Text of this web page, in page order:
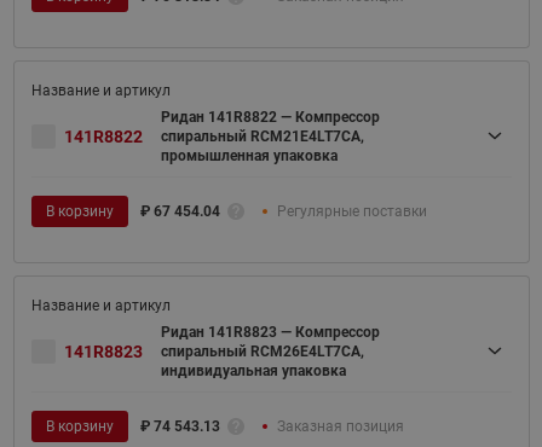
141R8822
Ридан 141R8822 — Компрессор
спиральный RCM21E4LT7CA,
промышленная упаковка
В корзину ₽ 67 454.04 Регулярные поставки
141R8823
Ридан 141R8823 — Компрессор
спиральный RCM26E4LT7CA,
индивидуальная упаковка
В корзину ₽ 74 543.13 Заказная позиция